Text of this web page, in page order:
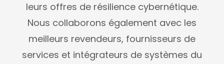
leurs offres de résilience cybernétique.
Nous collaborons également avec les
meilleurs revendeurs, fournisseurs de
services et intégrateurs de systèmes du